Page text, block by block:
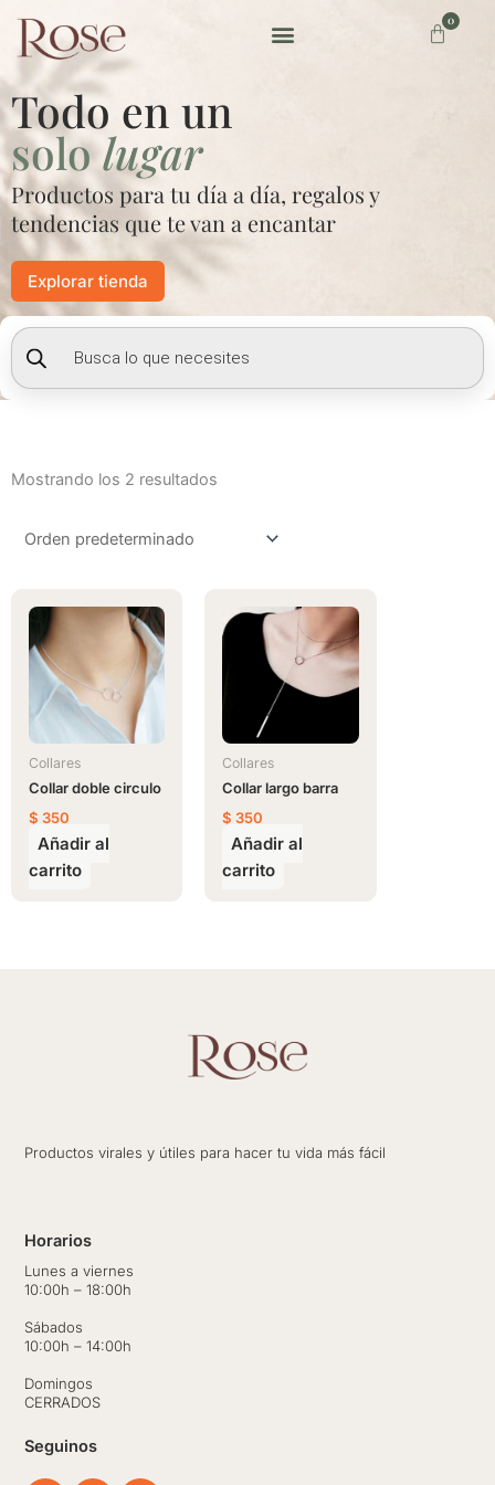
contenido
0
Carrito
Todo en un
sololugar
Productos para tu día a día, regalos y
tendencias que te van a encantar
Explorar tienda
Búsqueda
de
productos
Mostrando los 2 resultados
Collares
Collar doble circulo
$ 350
Añadir al
carrito
Collares
Collar largo barra
$ 350
Añadir al
carrito
Productos virales y útiles para hacer tu vida más fácil
Horarios
Lunes a viernes
10:00h – 18:00h
Sábados
10:00h – 14:00h
Domingos
CERRADOS
Seguinos